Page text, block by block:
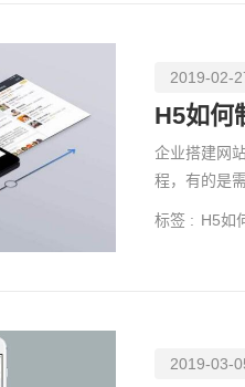
2019-02-
H5如何
企业搭建网
程，有的是
标签 : H5如
2019-03-